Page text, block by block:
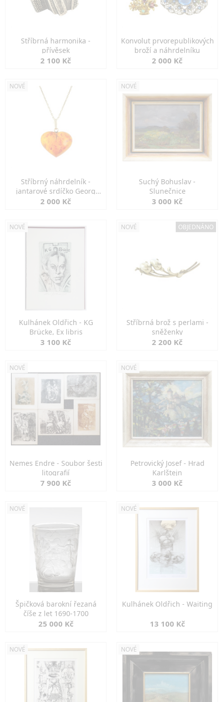
Stříbrná harmonika -
přívěsek
2 100 Kč
Konvolut prvorepublikových
broží a náhrdelníku
2 000 Kč
NOVÉ
Stříbrný náhrdelník -
jantarové srdíčko Georg
Kramer
2 000 Kč
NOVÉ
Suchý Bohuslav -
Slunečnice
3 000 Kč
NOVÉ
Kulhánek Oldřich - KG
Brücke, Ex libris
3 100 Kč
NOVÉ OBJEDNÁNO
Stříbrná brož s perlami -
sněženky
2 200 Kč
NOVÉ
Nemes Endre - Soubor šesti
litografií
7 900 Kč
NOVÉ
Petrovický Josef - Hrad
Karlštejn
3 000 Kč
NOVÉ
Špičková barokní řezaná
číše z let 1690-1700
25 000 Kč
NOVÉ
Kulhánek Oldřich - Waiting
13 100 Kč
NOVÉ NOVÉ